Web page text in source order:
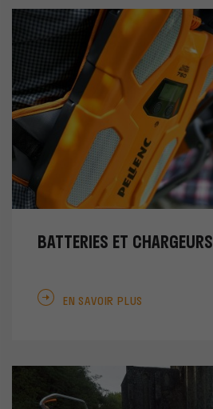
BATTERIES ET CHARGEURS
EN SAVOIR PLUS